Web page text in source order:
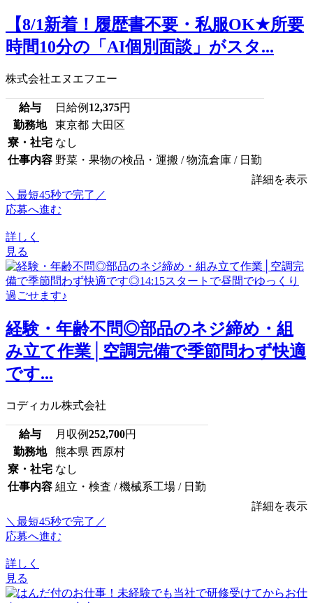
【8/1新着！履歴書不要・私服OK★所要
時間10分の「AI個別面談」がスタ...
株式会社エヌエフエー
給与 日給例 12,375円
勤務地
東京都 大田区
寮・社宅 なし
仕事内容 野菜・果物の検品・運搬 / 物流倉庫 / 日勤
詳細を表示
＼最短45秒で完了／
応募へ進む
詳しく
見る
経験・年齢不問◎部品のネジ締め・組
み立て作業│空調完備で季節問わず快適
です...
コディカル株式会社
給与 月収例252,700円
勤務地
熊本県 西原村
寮・社宅 なし
仕事内容 組立・検査 / 機械系工場 / 日勤
詳細を表示
＼最短45秒で完了／
応募へ進む
詳しく
見る